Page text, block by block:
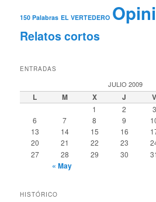
150 Palabras EL VERTEDERO
Relatos cortos
ENTRADAS
JULIO 2009
L M X J V
1 2 3
6
7 8 9
13
14 15 16
20
21 22 23
27 28 29 30
« May
HISTÓRICO